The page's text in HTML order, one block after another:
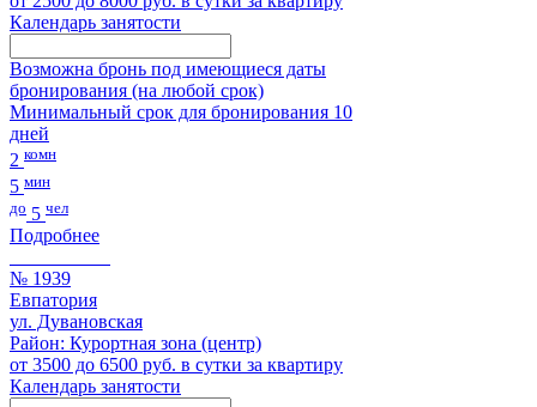
Календарь занятости
Возможна бронь под имеющиеся даты
бронирования (на любой срок)
Минимальный срок для бронирования 10
дней
2 комн
5 мин
до 5 чел
Подробнее
№ 1939
Евпатория
ул. Дувановская
Район: Курортная зона (центр)
от 3500 до 6500 руб. в сутки за квартиру
Календарь занятости